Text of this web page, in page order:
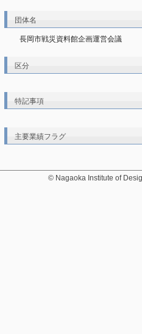
団体名
長岡市戦災資料館企画運営会議
区分
特記事項
主要業績フラグ